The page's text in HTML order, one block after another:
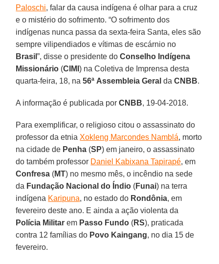
Paloschi, falar da causa indígena é olhar para a cruz
e o mistério do sofrimento. “O sofrimento dos
indígenas nunca passa da sexta-feira Santa, eles são
sempre vilipendiados e vítimas de escárnio no
Brasil”, disse o presidente doConselho Indígena
Missionário (CIMI) na Coletiva de Imprensa desta
quarta-feira, 18, na56ª Assembleia Geralda CNBB.
A informação é publicada porCNBB, 19-04-2018.
Para exemplificar, o religioso citou o assassinato do
professor da etnia Xokleng Marcondes Namblá, morto
na cidade de Penha (SP) em janeiro, o assassinato
do também professor Daniel Kabixana Tapirapé, em
Confresa (MT) no mesmo mês, o incêndio na sede
da Fundação Nacional do Índio (Funai) na terra
indígena Karipuna, no estado do Rondônia, em
fevereiro deste ano. E ainda a ação violenta da
Polícia Militar em Passo Fundo (RS), praticada
contra 12 famílias do Povo Kaingang, no dia 15 de
fevereiro.